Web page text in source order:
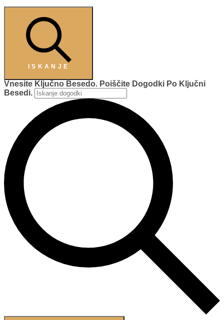
ISKANJE
Vnesite Ključno Besedo. Poiščite Dogodki Po Ključni
Besedi.